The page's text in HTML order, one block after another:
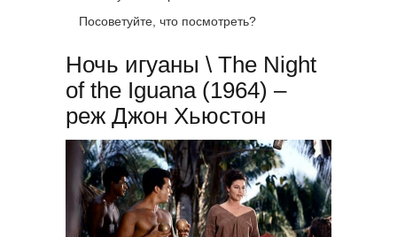
Посоветуйте, что посмотреть?
Ночь игуаны \ The Night
of the Iguana (1964) –
реж Джон Хьюстон